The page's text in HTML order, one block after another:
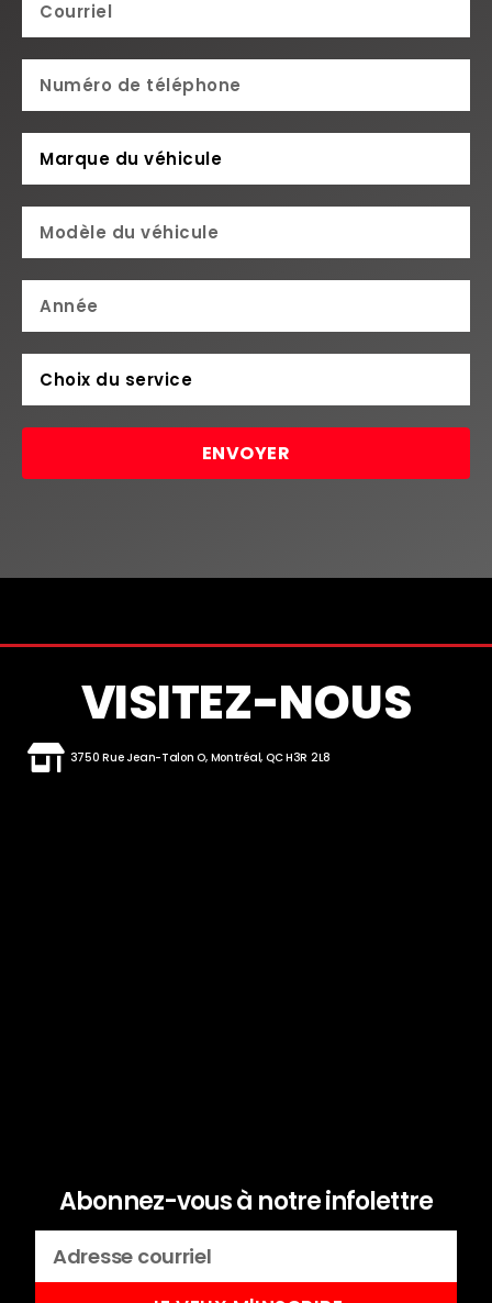
ENVOYER
VISITEZ-NOUS
3750 Rue Jean-Talon O, Montréal, QC H3R 2L8
Abonnez-vous à notre infolettre